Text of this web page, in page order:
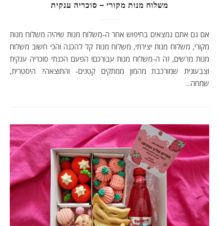
משלוח מנות מקורי – סוכריה ענקית
אם גם אתם נמצאים בחיפוש אחר ה-משלוח מנות שיהיה משלוח מנות
מקורי, משלוח מנות יצירתי, משלוח מנות קל להכנה והכי חשוב משלוח
מנות מרשים, זה ה-משלוח מנות עבורכם! הפעם הכנתי סוכריה ענקית
וצבעונית שמורכבת מהמון ממתקים קטנים- והתוצאה? היסטרית,
שמחה…